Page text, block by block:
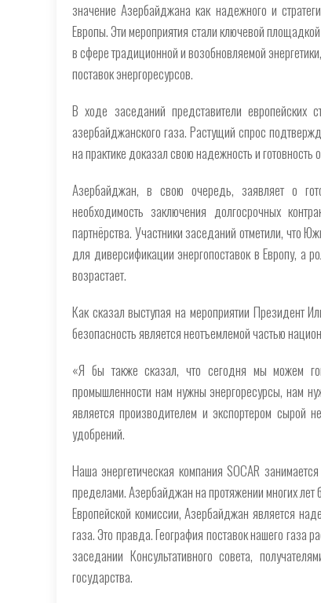
значение Азербайджана как надежного и
Европы. Эти мероприятия стали ключевой
в сфере традиционной и возобновляемой
поставок энергоресурсов.
В ходе заседаний представители европейских
азербайджанского газа. Растущий спрос
на практике доказал свою надежность и
Азербайджан, в свою очередь, заявляет о
необходимость заключения долгосрочных
партнёрства. Участники заседаний отметили, что
для диверсификации энергопоставок в Европу, а
возрастает.
Как сказал выступая на мероприятии Президент
безопасность является неотъемлемой частью
«Я бы также сказал, что сегодня мы можем
промышленности нам нужны энергоресурсы, нам
является производителем и экспортером сырой
удобрений.
Наша энергетическая компания SOCAR
пределами. Азербайджан на протяжении многих
Европейской комиссии, Азербайджан является
газа. Это правда. География поставок нашего
заседании Консультативного совета,
государства.